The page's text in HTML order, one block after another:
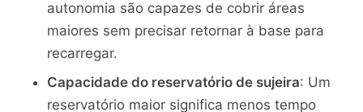
autonomia são capazes de cobrir áreas
maiores sem precisar retornar à base para
recarregar.
Capacidade do reservatório de sujeira: Um
reservatório maior significa menos tempo